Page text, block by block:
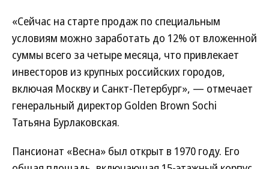
«Сейчас на старте продаж по специальным
условиям можно заработать до 12% от вложенной
суммы всего за четыре месяца, что привлекает
инвесторов из крупных российских городов,
включая Москву и Санкт-Петербург», — отмечает
генеральный директор Golden Brown Sochi
Татьяна Бурлаковская.
Пансионат «Весна» был открыт в 1970 году. Его